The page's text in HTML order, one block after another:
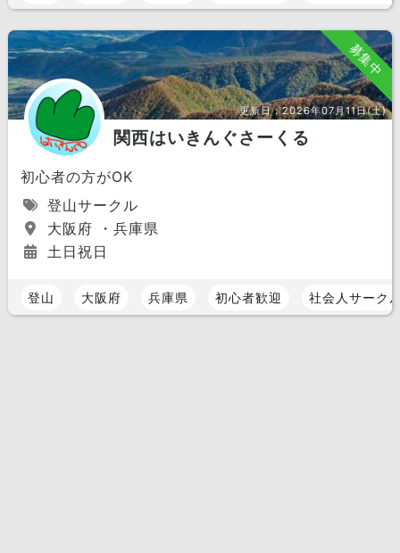
募集中
更新日：2026年07月11日(土)
関西はいきんぐさーくる
初心者の方がOK
登山サークル
大阪府 ・兵庫県
土日祝日
登山 大阪府 兵庫県 初心者歓迎 社会人サーク